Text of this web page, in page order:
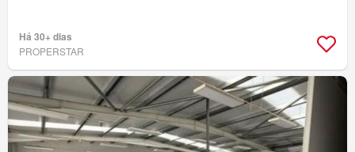
Há 30+ dias
PROPERSTAR